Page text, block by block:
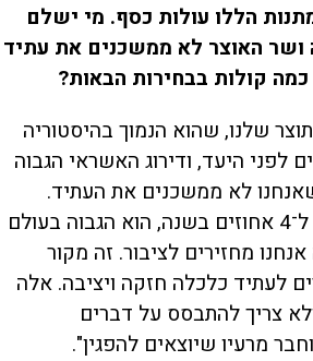
הללו עולות כסף. מי ישלם
האוצר לא ממשכנים את עתיד
כמה קולות בבחירות הבאות?
שלנו, שהוא הנמוך בהיסטוריה
לפני היעד, ודירוג האשראי הגבוה
לא ממשכנים את העתיד.
שיעור הצמיחה, בין 3 ל־4 אחוזים בשנה, הוא הגבוה בעולם
מחזירים לציבור. זה מקור
לעתיד כלכלה חזקה ויציבה. אלה
צריך להתבסס על דברים
מרעיו שיוצאים להפגין".